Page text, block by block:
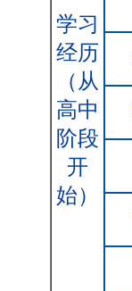
学习
经历
（从
高中
阶段
开
始）